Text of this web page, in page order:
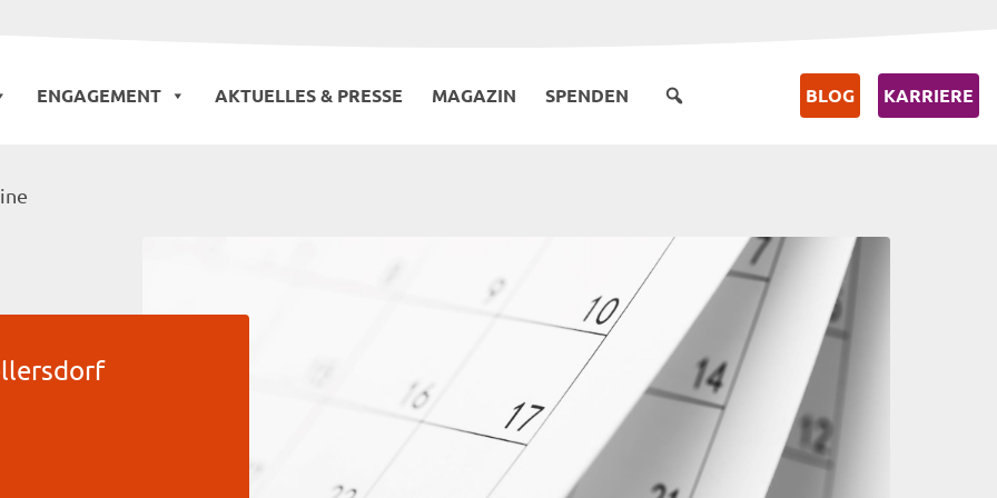
ENGAGEMENT AKTUELLES & PRESSE MAGAZIN SPENDEN KARRIERE
BLOG